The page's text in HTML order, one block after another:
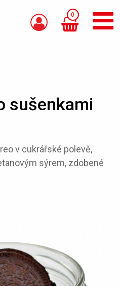
0
sušenkami
v cukrářské polevě,
sýrem, zdobené